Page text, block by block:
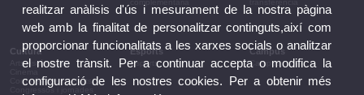
Cultura
Arts escèniques
Conferències i debats
Congressos i jornades
Esports
Esports
Campus
Campus
realitzar anàlisis d'ús i mesurament de la nostra pàgina
web amb la finalitat de personalitzar continguts,així com
proporcionar funcionalitats a les xarxes socials o analitzar
el nostre trànsit. Per a continuar accepta o modifica la
configuració de les nostres cookies. Per a obtenir més